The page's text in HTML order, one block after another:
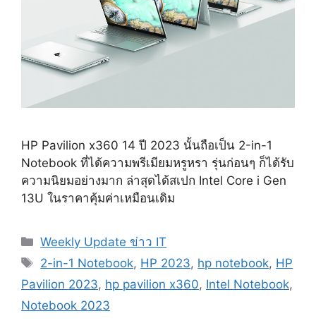
HP Pavilion x360 14 ปี 2023 นั้นถือเป็น 2-in-1
Notebook ที่ได้ความพรีเมียมหรูหรา รุ่นก่อนๆ ก็ได้รับ
ความนิยมอย่างมาก ล่าสุดได้สเปก Intel Core i Gen
13U ในราคาคุ้มค่าเหมือนเดิม
Categories
Weekly Update ข่าว IT
Tags
2-in-1 Notebook, HP 2023, hp notebook, HP
Pavilion 2023, hp pavilion x360, Intel Notebook,
Notebook 2023